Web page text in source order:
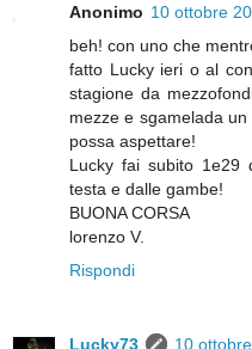
Anonimo 10 ottobre
beh! con uno che
fatto Lucky ieri o al
stagione da
mezze e sgamelada
possa aspettare!
Lucky fai subito 1e29
testa e dalle gambe!
BUONA CORSA
lorenzo V.
Rispondi
Lucky73
10